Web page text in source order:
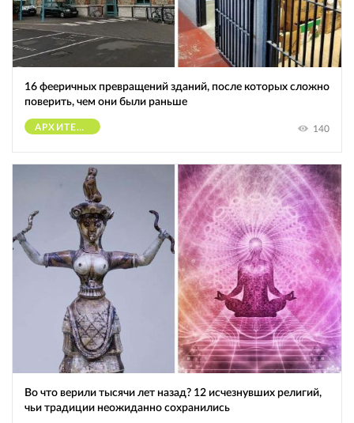
16 фееричных превращений зданий, после которых сложно
поверить, чем они были раньше
АРХИТЕКТУРА 140
Во что верили тысячи лет назад? 12 исчезнувших религий,
чьи традиции неожиданно сохранились